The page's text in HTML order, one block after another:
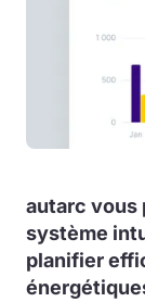
autarc vous
système
planifier